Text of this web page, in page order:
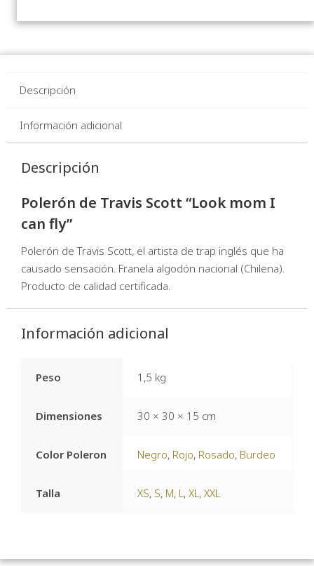
Descripción
Información adicional
Descripción
Polerón de Travis Scott “Look mom I
can fly”
Polerón de Travis Scott, el artista de trap inglés que ha
causado sensación. Franela algodón nacional (Chilena).
Producto de calidad certificada.
Información adicional
Peso 1,5 kg
Dimensiones 30 × 30 × 15 cm
Color Poleron Negro, Rojo, Rosado, Burdeo
Talla XS, S, M, L ,XL ,XXL